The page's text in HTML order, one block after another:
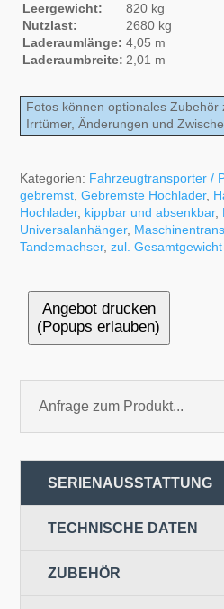
Leergewicht:
820 kg
Nutzlast:
2680 kg
Laderaumlänge: 4,05 m
Laderaumbreite: 2,01 m
Fotos können optionales Zubehör
Irrtümer, Änderungen und
Kategorien: Fahrzeugtransporter /
gebremst ,Gebremste Hochlader,
Hochlader, kippbar und absenkbar,
Universalanhänger,
Tandemachser,zul.
Angebot drucken
(Popups erlauben)
Anfrage zum Produkt...
SERIENAUSSTATTUNG
TECHNISCHE DATEN
ZUBEHÖR